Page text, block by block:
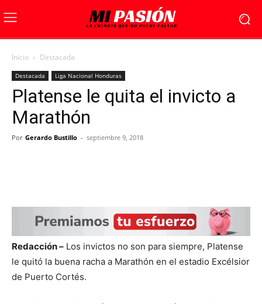
Inicio Destacada
Destacada Liga Nacional Honduras
Platense le quita el invicto a
Marathón
Por Gerardo Bustillo - septiembre 9, 2018
Redacción – Los invictos no son para siempre, Platense
le quitó la buena racha a Marathón en el estadio Excélsior
de Puerto Cortés.